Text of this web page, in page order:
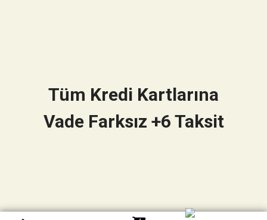
Tüm Kredi Kartlarına
Vade Farksız +6 Taksit